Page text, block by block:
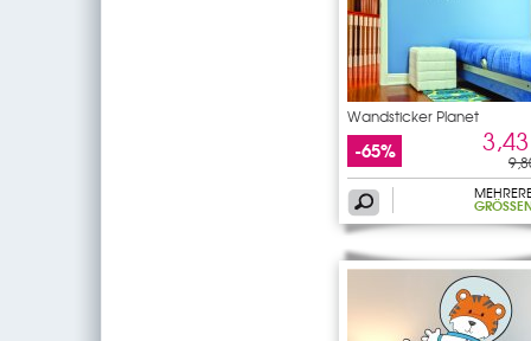
Wandsticker Planet
-65%
GRÖSSEN